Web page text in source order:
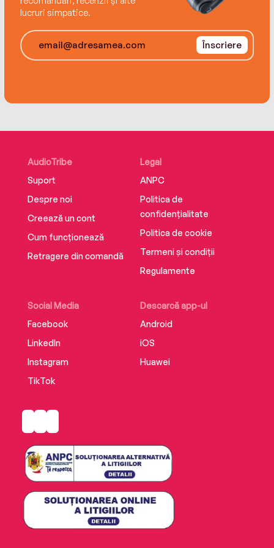
lucruri simpatice.
Înscriere
AudioTribe
Suport
Despre noi
Creează un cont
Cum funcționează
Retragere din comandă
Social Media
Facebook
LinkedIn
Instagram
TikTok
Descarcă app-ul
Android
iOS
Huawei
Legal
ANPC
Politica de
confidențialitate
Politica de cookie
Termeni și condiții
Regulamente